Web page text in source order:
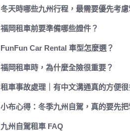
冬天時哪些九州行程，最需要優先考慮
福岡租車前要準備哪些證件？
FunFun Car Rental 車型怎麼選？
福岡租車時，為什麼全險很重要？
租車事故處理｜有中文溝通真的方便很
小布心得：冬季九州自駕，真的要先
九州自駕租車 FAQ